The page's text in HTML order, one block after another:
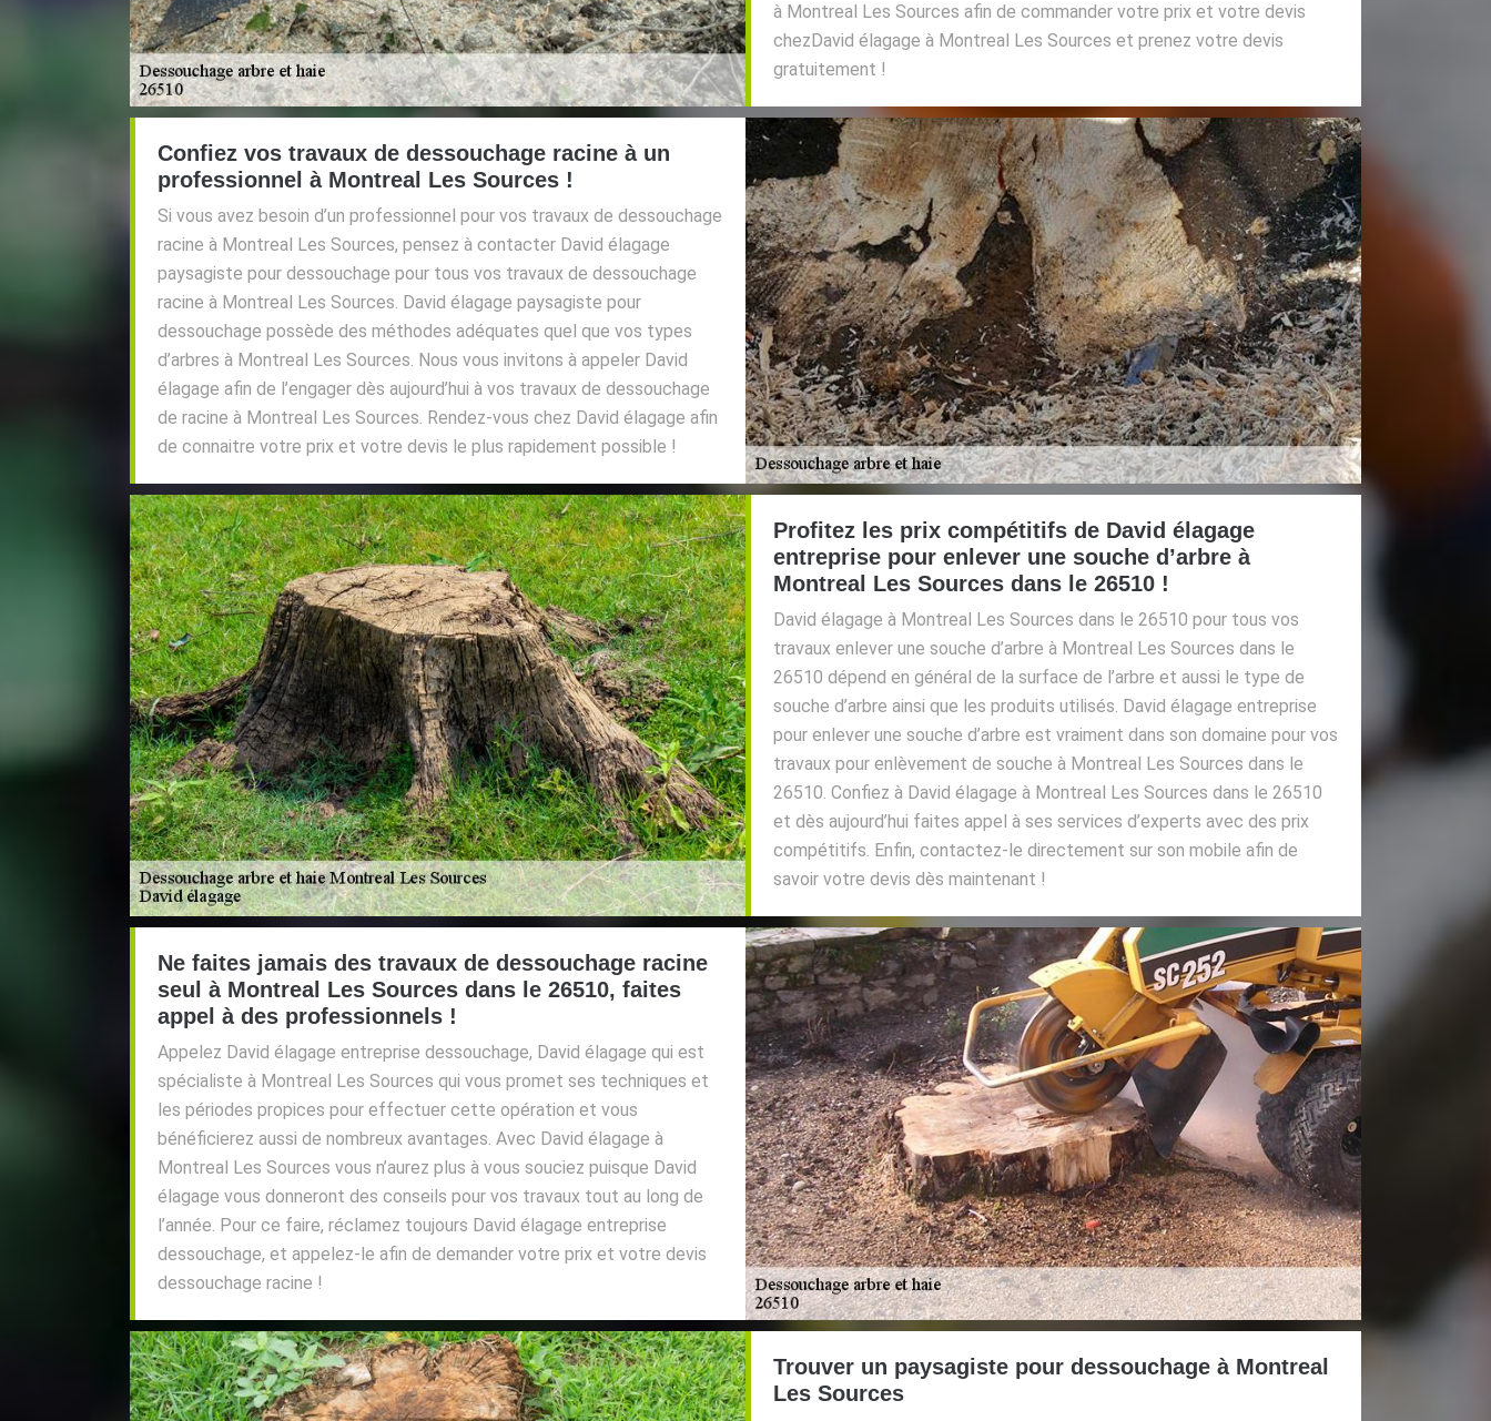
à Montreal Les Sources afin de commander votre prix et votre devis
chezDavid élagage à Montreal Les Sources et prenez votre devis
gratuitement !
Confiez vos travaux de dessouchage racine à un
professionnel à Montreal Les Sources !
Si vous avez besoin d’un professionnel pour vos travaux de dessouchage
racine à Montreal Les Sources, pensez à contacter David élagage
paysagiste pour dessouchage pour tous vos travaux de dessouchage
racine à Montreal Les Sources. David élagage paysagiste pour
dessouchage possède des méthodes adéquates quel que vos types
d’arbres à Montreal Les Sources. Nous vous invitons à appeler David
élagage afin de l’engager dès aujourd’hui à vos travaux de dessouchage
de racine à Montreal Les Sources. Rendez-vous chez David élagage afin
de connaitre votre prix et votre devis le plus rapidement possible !
Profitez les prix compétitifs de David élagage
entreprise pour enlever une souche d’arbre à
Montreal Les Sources dans le 26510 !
David élagage à Montreal Les Sources dans le 26510 pour tous vos
travaux enlever une souche d’arbre à Montreal Les Sources dans le
26510 dépend en général de la surface de l’arbre et aussi le type de
souche d’arbre ainsi que les produits utilisés. David élagage entreprise
pour enlever une souche d’arbre est vraiment dans son domaine pour vos
travaux pour enlèvement de souche à Montreal Les Sources dans le
26510. Confiez à David élagage à Montreal Les Sources dans le 26510
et dès aujourd’hui faites appel à ses services d’experts avec des prix
compétitifs. Enfin, contactez-le directement sur son mobile afin de
savoir votre devis dès maintenant !
Ne faites jamais des travaux de dessouchage racine
seul à Montreal Les Sources dans le 26510, faites
appel à des professionnels !
Appelez David élagage entreprise dessouchage, David élagage qui est
spécialiste à Montreal Les Sources qui vous promet ses techniques et
les périodes propices pour effectuer cette opération et vous
bénéficierez aussi de nombreux avantages. Avec David élagage à
Montreal Les Sources vous n’aurez plus à vous souciez puisque David
élagage vous donneront des conseils pour vos travaux tout au long de
l’année. Pour ce faire, réclamez toujours David élagage entreprise
dessouchage, et appelez-le afin de demander votre prix et votre devis
dessouchage racine !
Trouver un paysagiste pour dessouchage à Montreal
Les Sources